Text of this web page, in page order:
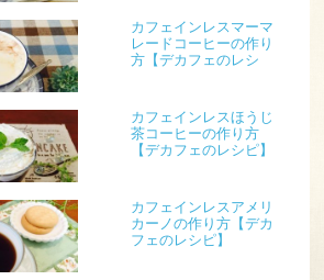
カフェインレスマーマ
レードコーヒーの作り
方【デカフェのレシ
カフェインレスほうじ
茶コーヒーの作り方
【デカフェのレシピ】
カフェインレスアメリ
カーノの作り方【デカ
フェのレシピ】